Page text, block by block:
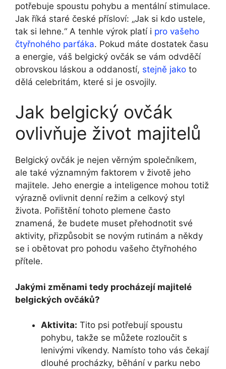
potřebuje spoustu pohybu ⁤a⁣ mentální‌ stimulace.
Jak říká staré ‍české přísloví: „Jak si kdo ustele,
tak si lehne.“ A tenhle výrok ⁤platí​ i‌ pro vašeho
čtyřnohého ⁢parťáka. Pokud máte ⁣dostatek času
a energie, váš belgický ovčák se ⁢vám odvděčí
obrovskou láskou a oddaností, stejně jako to
dělá celebritám, které si je osvojily.
Jak belgický ovčák
ovlivňuje život majitelů
Belgický ovčák je nejen věrným ‍společníkem,
ale také ‌významným faktorem v životě jeho
majitele. Jeho energie ‍a inteligence mohou totiž⁢
výrazně ovlivnit denní režim a celkový styl
života.⁢ Pořištění‍ tohoto plemene často
znamená, že budete⁤ muset ‍přehodnotit své
aktivity, přizpůsobit ​se novým rutinám a někdy
se i obětovat ‌pro pohodu vašeho čtyřnohého
přítele.
Jakými změnami ⁣tedy procházejí majitelé
belgických ovčáků?
Aktivita: Tito ⁤psi ‌potřebují​ spoustu
pohybu, takže ⁣se můžete rozloučit‍ s
⁣lenivými víkendy. Namísto ​toho vás čekají
dlouhé procházky, běhání ⁤v ​parku ‌nebo ​